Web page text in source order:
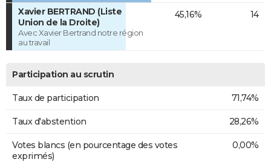
Xavier BERTRAND (Liste
Union de la Droite)
Avec Xavier Bertrand notre région
au travail
45,16% 14
Participation au scrutin
Taux de participation 71,74%
Taux d'abstention 28,26%
Votes blancs (en pourcentage des votes
exprimés)
0,00%